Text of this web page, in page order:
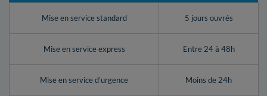
Mise en service standard 5 jours ouvrés
Mise en service express Entre 24 à 48h
Mise en service d’urgence Moins de 24h